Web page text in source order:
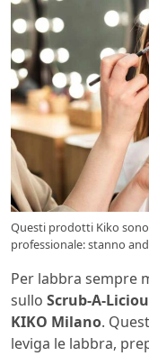
Questi prodotti Kiko
professionale: stanno
Per labbra sempre
sullo Scrub-A-
KIKO Milano.
leviga le labbra,